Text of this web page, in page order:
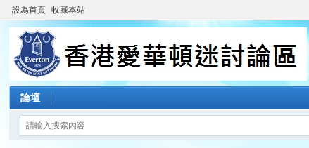
設為首頁 收藏本站
論壇